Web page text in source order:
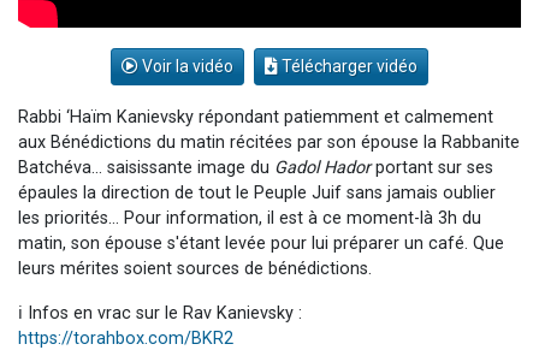
Voir la vidéo Télécharger vidéo
Rabbi ‘Haïm Kanievsky répondant patiemment et calmement
aux Bénédictions du matin récitées par son épouse la Rabbanite
Batchéva… saisissante image du Gadol Hadorportant sur ses
épaules la direction de tout le Peuple Juif sans jamais oublier
les priorités… Pour information, il est à ce moment-là 3h du
matin, son épouse s'étant levée pour lui préparer un café. Que
leurs mérites soient sources de bénédictions.
ℹ️ Infos en vrac sur le Rav Kanievsky :
https://torahbox.com/BKR2